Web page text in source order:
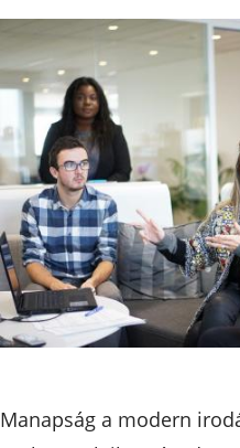
Manapság a modern